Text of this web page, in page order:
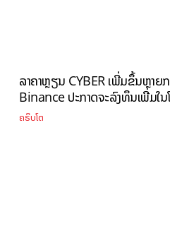
ລາຄາຫຼຽນ CYBER ເພີ່ມຂຶ້ນຫຼາຍ
Binance ປະກາດຈະລົງທຶນເພີ່ມໃ
ຄຣິບໂຕ